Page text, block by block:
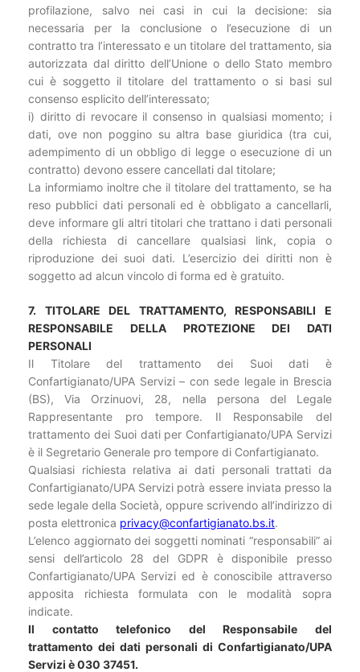
profilazione, salvo nei casi in cui la decisione: sia
necessaria per la conclusione o l’esecuzione di un
contratto tra l’interessato e un titolare del trattamento, sia
autorizzata dal diritto dell’Unione o dello Stato membro
cui è soggetto il titolare del trattamento o si basi sul
consenso esplicito dell’interessato;
i) diritto di revocare il consenso in qualsiasi momento; i
dati, ove non poggino su altra base giuridica (tra cui,
adempimento di un obbligo di legge o esecuzione di un
contratto) devono essere cancellati dal titolare;
La informiamo inoltre che il titolare del trattamento, se ha
reso pubblici dati personali ed è obbligato a cancellarli,
deve informare gli altri titolari che trattano i dati personali
della richiesta di cancellare qualsiasi link, copia o
riproduzione dei suoi dati. L’esercizio dei diritti non è
soggetto ad alcun vincolo di forma ed è gratuito.
7. TITOLARE DEL TRATTAMENTO, RESPONSABILI E
RESPONSABILE DELLA PROTEZIONE DEI DATI
PERSONALI
Il Titolare del trattamento dei Suoi dati è
Confartigianato/UPA Servizi – con sede legale in Brescia
(BS), Via Orzinuovi, 28, nella persona del Legale
Rappresentante pro tempore. Il Responsabile del
trattamento dei Suoi dati per Confartigianato/UPA Servizi
è il Segretario Generale pro tempore di Confartigianato.
Qualsiasi richiesta relativa ai dati personali trattati da
Confartigianato/UPA Servizi potrà essere inviata presso la
sede legale della Società, oppure scrivendo all’indirizzo di
posta elettronica privacy@confartigianato.bs.it.
L’elenco aggiornato dei soggetti nominati “responsabili” ai
sensi dell’articolo 28 del GDPR è disponibile presso
Confartigianato/UPA Servizi ed è conoscibile attraverso
apposita richiesta formulata con le modalità sopra
indicate.
Il contatto telefonico del Responsabile del
trattamento dei dati personali di Confartigianato/UPA
Servizi è 030 37451.